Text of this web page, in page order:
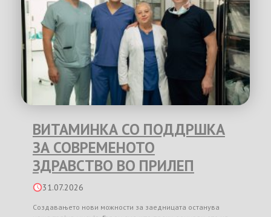
ВИТАМИНКА СО ПОДДРШКА
ЗА СОВРЕМЕНОТО
ЗДРАВСТВО ВО ПРИЛЕП
31.07.2026
Создавањето нови можности за заедницата останува